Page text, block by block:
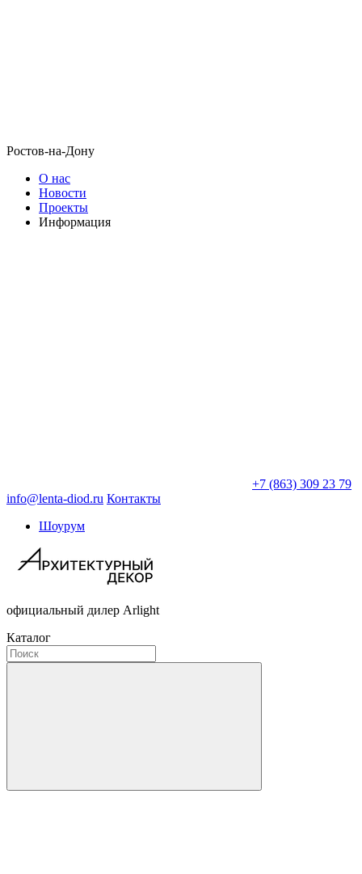
Ростов-на-Дону
О нас
Новости
Проекты
Информация
+7 (863) 309 23 79
info@lenta-diod.ru Контакты
Шоурум
официальный дилер Arlight
Каталог